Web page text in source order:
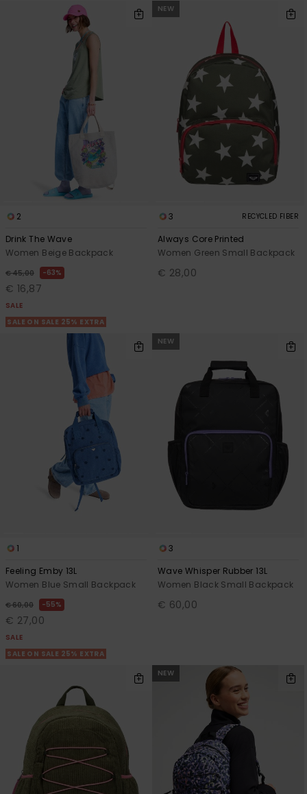
2
Drink The Wave
Women Beige Backpack
€ 45,00 63%
€ 16,87
SALE
SALE ON SALE 25% EXTRA
NEW
3 RECYCLED FIBER
Always Core Printed
Women Green Small Backpack
€ 28,00
1
Feeling Emby 13L
Women Blue Small Backpack
€ 60,00 55%
€ 27,00
SALE
SALE ON SALE 25% EXTRA
NEW
3
Wave Whisper Rubber 13L
Women Black Small Backpack
€ 60,00
NEW